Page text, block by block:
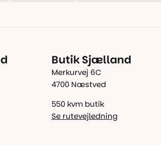
Butik Sjælland
Merkurvej 6C
4700 Næstved
550 kvm butik
Se rutevejledning